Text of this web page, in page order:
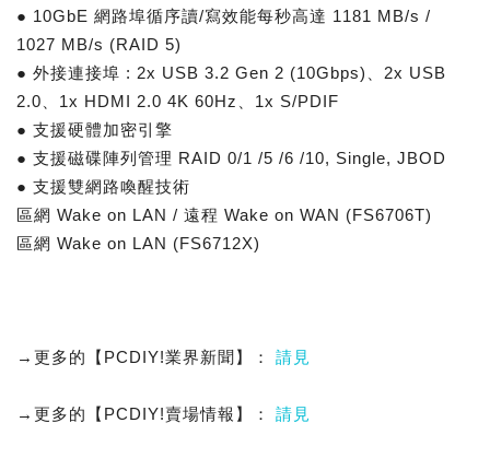
● 10GbE 網路埠循序讀/寫效能每秒高達 1181 MB/s /
1027 MB/s (RAID 5)
● 外接連接埠 : 2x USB 3.2 Gen 2 (10Gbps)、2x USB
2.0、1x HDMI 2.0 4K 60Hz、1x S/PDIF
● 支援硬體加密引擎
● 支援磁碟陣列管理 RAID 0/1 /5 /6 /10, Single, JBOD
● 支援雙網路喚醒技術
區網 Wake on LAN / 遠程 Wake on WAN (FS6706T)
區網 Wake on LAN (FS6712X)
→更多的【PCDIY!業界新聞】： 請見
→更多的【PCDIY!賣場情報】： 請見